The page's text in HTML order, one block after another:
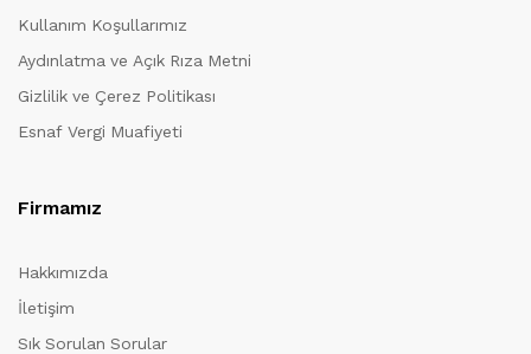
Kullanım Koşullarımız
Aydınlatma ve Açık Rıza Metni
Gizlilik ve Çerez Politikası
Esnaf Vergi Muafiyeti
Firmamız
Hakkımızda
İletişim
Sık Sorulan Sorular